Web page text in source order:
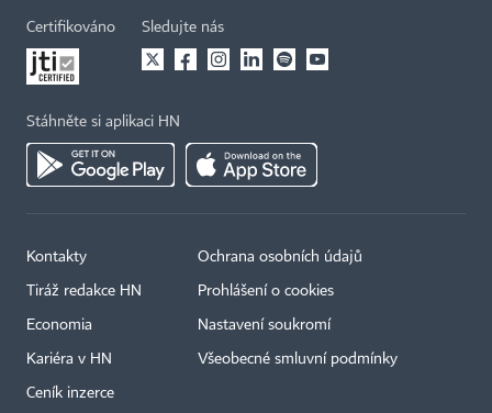
Certifikováno Sledujte nás
Stáhněte si aplikaci HN
Kontakty
Tiráž redakce HN
Economia
Kariéra v HN
Ceník inzerce
Ochrana osobních údajů
Prohlášení o cookies
Nastavení soukromí
Všeobecné smluvní podmínky